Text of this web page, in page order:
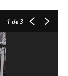
1 de 3